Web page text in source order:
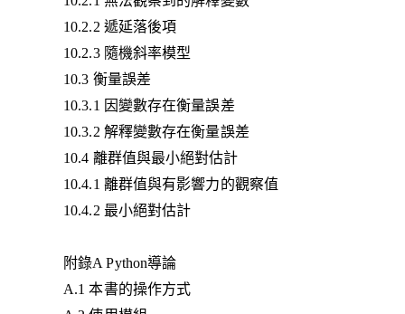
10.2.2 遞延落後項
10.2.3 隨機斜率模型
10.3 衡量誤差
10.3.1 因變數存在衡量誤差
10.3.2 解釋變數存在衡量誤差
10.4 離群值與最小絕對估計
10.4.1 離群值與有影響力的觀察值
10.4.2 最小絕對估計
附錄A Python導論
A.1 本書的操作方式